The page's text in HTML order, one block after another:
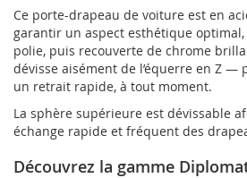
Ce porte-drapeau de voiture est en
garantir un aspect esthétique
polie, puis recouverte de chrome
dévisse aisément de l’équerre en Z
un retrait rapide, à tout moment.
La sphère supérieure est dévissable
échange rapide et fréquent des
Découvrez la gamme